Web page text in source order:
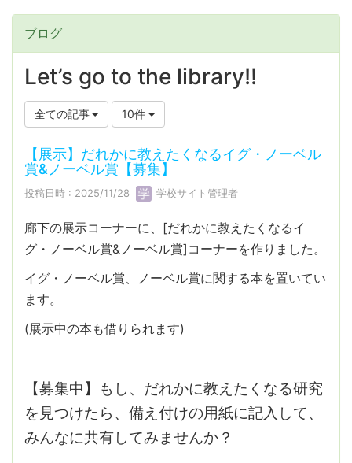
ブログ
Let’s go to the library!!
全ての記事 10件
【展示】だれかに教えたくなるイグ・ノーベル
賞&ノーベル賞【募集】
投稿日時 : 2025/11/28 学校サイト管理者
廊下の展示コーナーに、[だれかに教えたくなるイ
グ・ノーベル賞&ノーベル賞]コーナーを作りました。
イグ・ノーベル賞、ノーベル賞に関する本を置いてい
ます。
(展示中の本も借りられます)
【募集中】もし、だれかに教えたくなる研究
を見つけたら、備え付けの用紙に記入して、
みんなに共有してみませんか？